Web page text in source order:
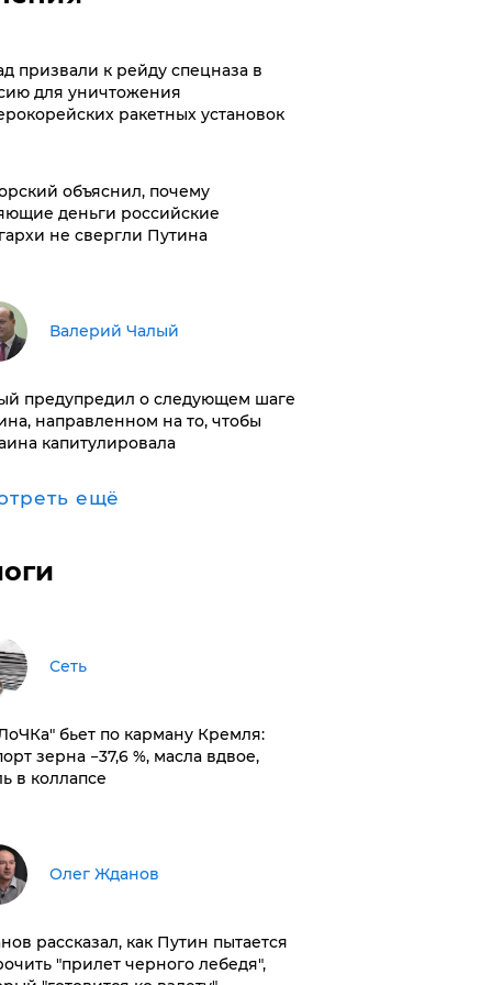
призвали к рейду спецназа в
для уничтожения
ракетных установок
объяснил, почему
деньги российские
не свергли Путина
Валерий Чалый
предупредил о следующем шаге
направленном на то, чтобы
капитулировала
ещё
Сеть
бьет по карману Кремля:
зерна −37,6 %, масла вдвое,
в коллапсе
Олег Жданов
рассказал, как Путин пытается
"прилет черного лебедя",